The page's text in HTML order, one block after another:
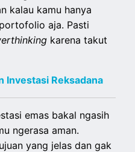
kalau kamu hanya
aja. Pasti
karena takut
Investasi Reksadana
emas bakal ngasih
ngerasa aman.
yang jelas dan gak